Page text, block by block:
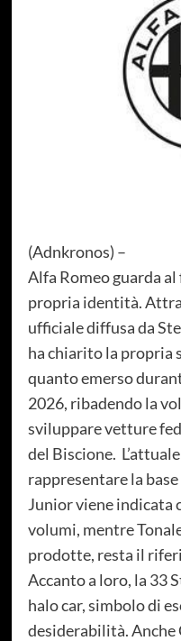
(Adnkronos) –
Alfa Romeo guarda
propria identità.
ufficiale diffusa da
ha chiarito la propria
quanto emerso
2026, ribadendo la
sviluppare vetture
del Biscione.
rappresentare la
Junior viene indicata
volumi, mentre
prodotte, resta il
Accanto a loro, la 33
halo car, simbolo di
desiderabilità. Anche